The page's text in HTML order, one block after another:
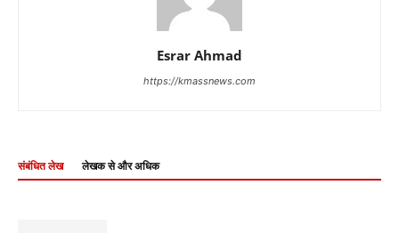
Esrar Ahmad
https://kmassnews.com
संबंधित लेख लेखक से और अधिक